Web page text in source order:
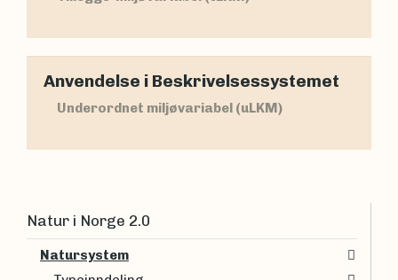
Anvendelse i Beskrivelsessystemet
Underordnet miljøvariabel (uLKM)
Natur i Norge 2.0
Natursystem